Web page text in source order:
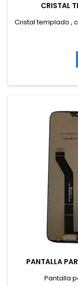
CRISTAL
Cristal templado ,
PANTALLA
Pantalla